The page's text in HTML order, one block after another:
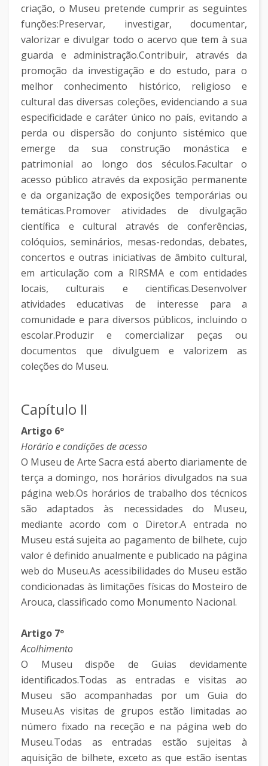
criação, o Museu pretende cumprir as seguintes
funções:Preservar, investigar, documentar,
valorizar e divulgar todo o acervo que tem à sua
guarda e administração.Contribuir, através da
promoção da investigação e do estudo, para o
melhor conhecimento histórico, religioso e
cultural das diversas coleções, evidenciando a sua
especificidade e caráter único no país, evitando a
perda ou dispersão do conjunto sistémico que
emerge da sua construção monástica e
patrimonial ao longo dos séculos.Facultar o
acesso público através da exposição permanente
e da organização de exposições temporárias ou
temáticas.Promover atividades de divulgação
científica e cultural através de conferências,
colóquios, seminários, mesas-redondas, debates,
concertos e outras iniciativas de âmbito cultural,
em articulação com a RIRSMA e com entidades
locais, culturais e científicas.Desenvolver
atividades educativas de interesse para a
comunidade e para diversos públicos, incluindo o
escolar.Produzir e comercializar peças ou
documentos que divulguem e valorizem as
coleções do Museu.
Capítulo II
Artigo 6º
Horário e condições de acesso
O Museu de Arte Sacra está aberto diariamente de
terça a domingo, nos horários divulgados na sua
página web.Os horários de trabalho dos técnicos
são adaptados às necessidades do Museu,
mediante acordo com o Diretor.A entrada no
Museu está sujeita ao pagamento de bilhete, cujo
valor é definido anualmente e publicado na página
web do Museu.As acessibilidades do Museu estão
condicionadas às limitações físicas do Mosteiro de
Arouca, classificado como Monumento Nacional.
Artigo 7º
Acolhimento
O Museu dispõe de Guias devidamente
identificados.Todas as entradas e visitas ao
Museu são acompanhadas por um Guia do
Museu.As visitas de grupos estão limitadas ao
número fixado na receção e na página web do
Museu.Todas as entradas estão sujeitas à
aquisição de bilhete, exceto as que estão isentas